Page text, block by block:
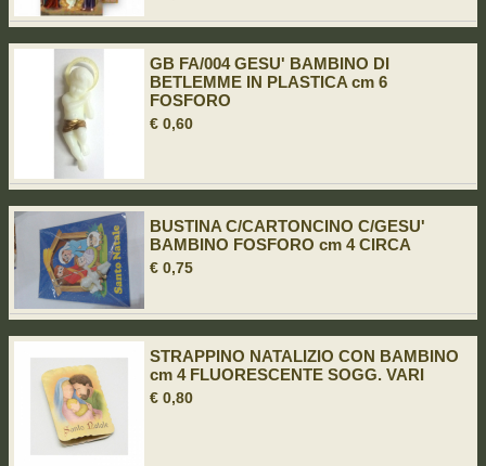
GB FA/004 GESU' BAMBINO DI
BETLEMME IN PLASTICA cm 6
FOSFORO
€ 0,60
BUSTINA C/CARTONCINO C/GESU'
BAMBINO FOSFORO cm 4 CIRCA
€ 0,75
STRAPPINO NATALIZIO CON BAMBINO
cm 4 FLUORESCENTE SOGG. VARI
€ 0,80